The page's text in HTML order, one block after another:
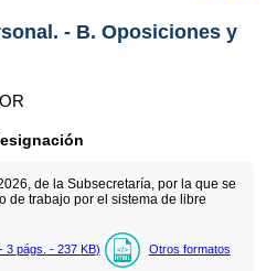
- B. Oposiciones y
de la Subsecretaría, por la que se
de trabajo por el sistema de libre
3 págs. - 237 KB) Otros formatos